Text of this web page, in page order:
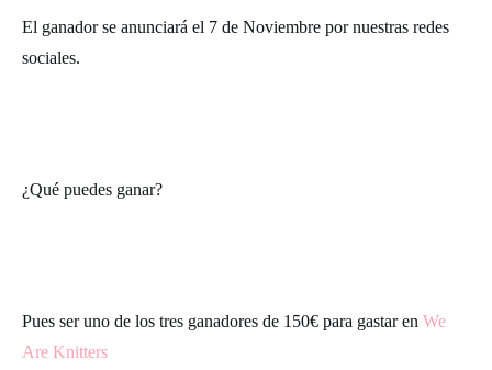
El ganador se anunciará el 7 de Noviembre por nuestras redes
sociales.
¿Qué puedes ganar?
Pues ser uno de los tres ganadores de 150€ para gastar en We
Are Knitters